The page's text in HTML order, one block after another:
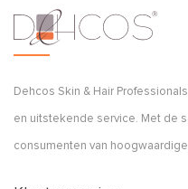
Dehcos Skin & Hair
en uitstekende service. Met de
consumenten van